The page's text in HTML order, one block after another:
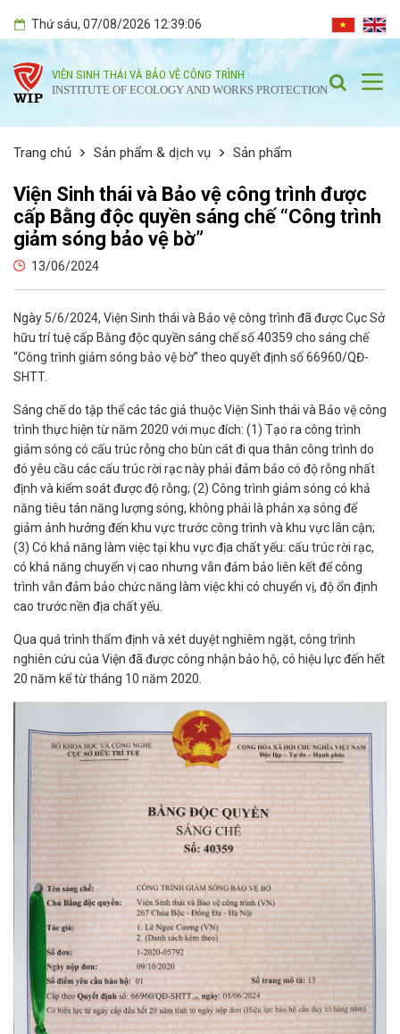
Thứ sáu, 07/08/2026 12:39:07
VIỆN SINH THÁI VÀ BẢO VỆ CÔNG TRÌNH
INSTITUTE OF ECOLOGY AND WORKS PROTECTION
Trang chủ Sản phẩm & dịch vụ Sản phẩm
Viện Sinh thái và Bảo vệ công trình được
cấp Bằng độc quyền sáng chế “Công trình
giảm sóng bảo vệ bờ”
13/06/2024
Ngày 5/6/2024, Viện Sinh thái và Bảo vệ công trình đã được Cục Sở
hữu trí tuệ cấp Bằng độc quyền sáng chế số 40359 cho sáng chế
“Công trình giảm sóng bảo vệ bờ” theo quyết định số 66960/QĐ-
SHTT.
Sáng chế do tập thể các tác giả thuộc Viện Sinh thái và Bảo vệ công
trình thực hiện từ năm 2020 với mục đích: (1) Tạo ra công trình
giảm sóng có cấu trúc rỗng cho bùn cát đi qua thân công trình do
đó yêu cầu các cấu trúc rời rạc này phải đảm bảo có độ rỗng nhất
định và kiểm soát được độ rỗng; (2) Công trình giảm sóng có khả
năng tiêu tán năng lượng sóng, không phải là phản xạ sóng để
giảm ảnh hưởng đến khu vực trước công trình và khu vực lân cận;
(3) Có khả năng làm việc tại khu vực địa chất yếu: cấu trúc rời rạc,
có khả năng chuyển vị cao nhưng vẫn đảm bảo liên kết để công
trình vẫn đảm bảo chức năng làm việc khi có chuyển vị, độ ổn định
cao trước nền địa chất yếu.
Qua quá trình thẩm định và xét duyệt nghiêm ngặt, công trình
nghiên cứu của Viện đã được công nhận bảo hộ, có hiệu lực đến hết
20 năm kể từ tháng 10 năm 2020.